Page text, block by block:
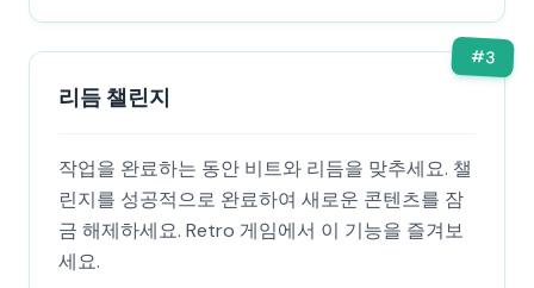
#3
리듬 챌린지
작업을 완료하는 동안 비트와 리듬을 맞추세요. 챌
린지를 성공적으로 완료하여 새로운 콘텐츠를 잠
금 해제하세요. Retro 게임에서 이 기능을 즐겨보
세요.